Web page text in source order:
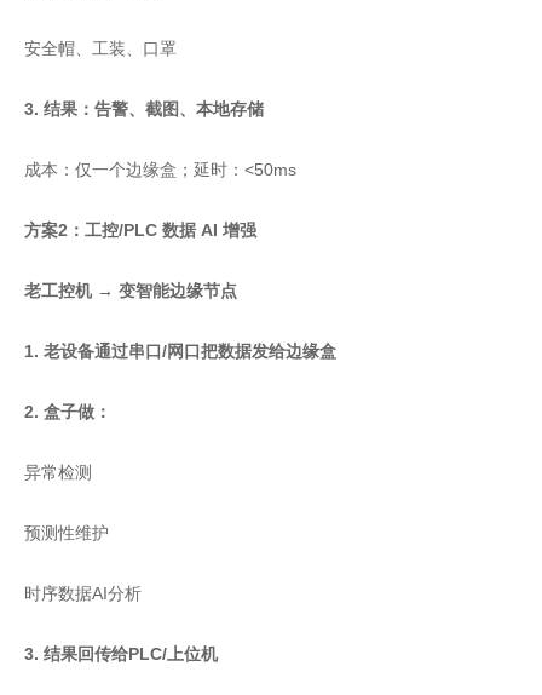
安全帽、工装、口罩
3. 结果：告警、截图、本地存储
成本：仅一个边缘盒；延时：<50ms
方案2：工控/PLC 数据 AI 增强
老工控机 → 变智能边缘节点
1. 老设备通过串口/网口把数据发给边缘盒
2. 盒子做：
异常检测
预测性维护
时序数据AI分析
3. 结果回传给PLC/上位机